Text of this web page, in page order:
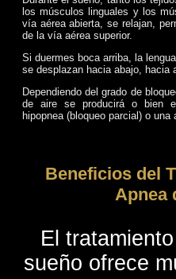
los músculos linguales y los
vía aérea abierta, se relajan,
de la vía aérea superior.
Si duermes boca arriba, la
se desplazan hacia abajo, hacia
Dependiendo del grado de
de aire se producirá o bien
hipopnea (bloqueo parcial) o una
Beneficios del
Apnea
El
sueño ofrece